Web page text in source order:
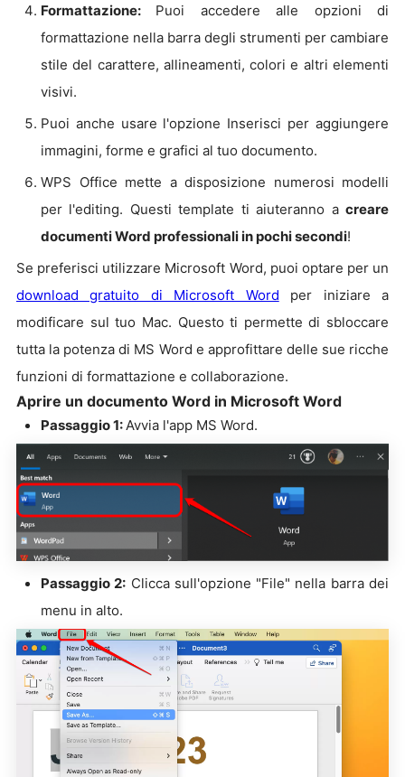
Formattazione: Puoi accedere alle opzioni di
formattazione nella barra degli strumenti per cambiare
stile del carattere, allineamenti, colori e altri elementi
visivi.
Puoi anche usare l'opzione Inserisci per aggiungere
immagini, forme e grafici al tuo documento.
WPS Office mette a disposizione numerosi modelli
per l'editing. Questi template ti aiuteranno a creare
documenti Word professionali in pochi secondi!
Se preferisci utilizzare Microsoft Word, puoi optare per un
download gratuito di Microsoft Word per iniziare a
modificare sul tuo Mac. Questo ti permette di sbloccare
tutta la potenza di MS Word e approfittare delle sue ricche
funzioni di formattazione e collaborazione.
Aprire un documento Word in Microsoft Word
Passaggio 1: Avvia l'app MS Word.
Passaggio 2: Clicca sull'opzione "File" nella barra dei
menu in alto.